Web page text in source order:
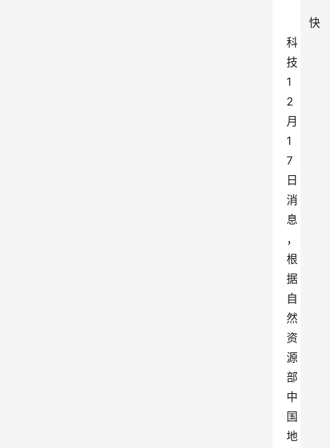
快
科
技
1
2
月
1
7
日
消
息
，
根
据
自
然
资
源
部
中
国
地